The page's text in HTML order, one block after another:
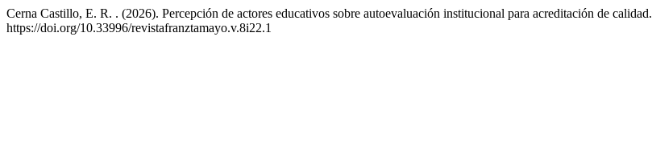
Cerna Castillo, E. R. . (2026). Percepción de actores educativos sobre autoevaluación institucional para acreditación de calidad.
https://doi.org/10.33996/revistafranztamayo.v.8i22.1